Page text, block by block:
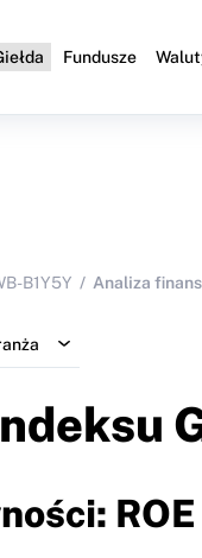
Fundusze
B1Y5Y Analiza
ROE